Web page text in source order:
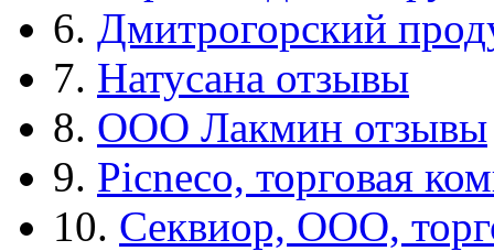
6. Дмитрогорский
7. Натусана отзывы
8. ООО Лакмин отзывы
9. Picneco, торговая
10. Секвиор, ООО,